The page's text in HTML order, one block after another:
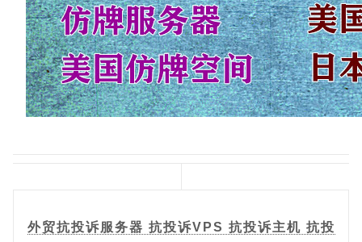
外贸抗投诉服务器 抗投诉VPS 抗投诉主机 抗投